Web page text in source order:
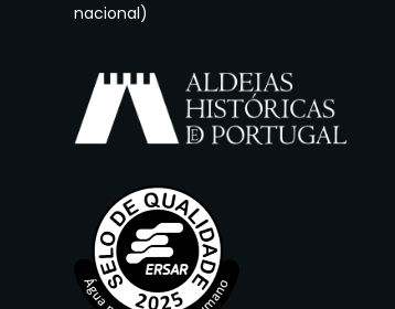
nacional)